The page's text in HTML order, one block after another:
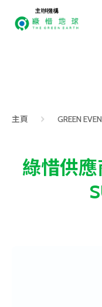
主辦機構
主頁 GREEN
綠惜供應